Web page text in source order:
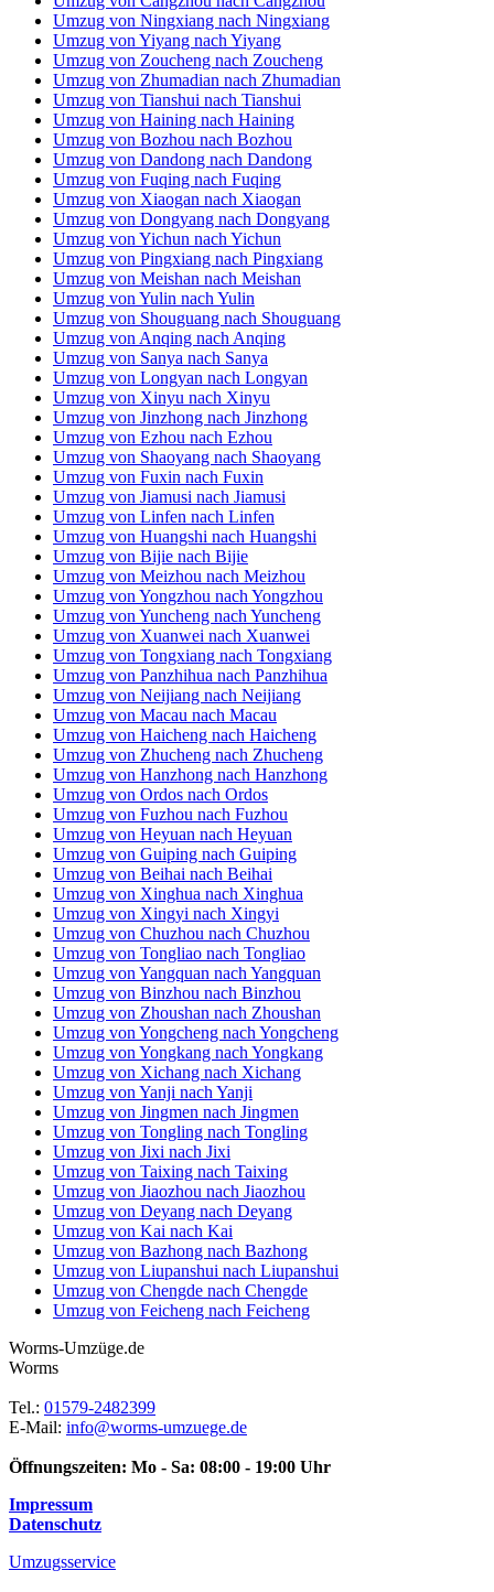
Umzug von Shaoyang nach Shaoyang
Umzug von Fuxin nach Fuxin
Umzug von Jiamusi nach Jiamusi
Umzug von Linfen nach Linfen
Umzug von Huangshi nach Huangshi
Umzug von Bijie nach Bijie
Umzug von Meizhou nach Meizhou
Umzug von Yongzhou nach Yongzhou
Umzug von Yuncheng nach Yuncheng
Umzug von Xuanwei nach Xuanwei
Umzug von Tongxiang nach Tongxiang
Umzug von Panzhihua nach Panzhihua
Umzug von Neijiang nach Neijiang
Umzug von Macau nach Macau
Umzug von Haicheng nach Haicheng
Umzug von Zhucheng nach Zhucheng
Umzug von Hanzhong nach Hanzhong
Umzug von Ordos nach Ordos
Umzug von Fuzhou nach Fuzhou
Umzug von Heyuan nach Heyuan
Umzug von Guiping nach Guiping
Umzug von Beihai nach Beihai
Umzug von Xinghua nach Xinghua
Umzug von Xingyi nach Xingyi
Umzug von Chuzhou nach Chuzhou
Umzug von Tongliao nach Tongliao
Umzug von Yangquan nach Yangquan
Umzug von Binzhou nach Binzhou
Umzug von Zhoushan nach Zhoushan
Umzug von Yongcheng nach Yongcheng
Umzug von Yongkang nach Yongkang
Umzug von Xichang nach Xichang
Umzug von Yanji nach Yanji
Umzug von Jingmen nach Jingmen
Umzug von Tongling nach Tongling
Umzug von Jixi nach Jixi
Umzug von Taixing nach Taixing
Umzug von Jiaozhou nach Jiaozhou
Umzug von Deyang nach Deyang
Umzug von Kai nach Kai
Umzug von Bazhong nach Bazhong
Umzug von Liupanshui nach Liupanshui
Umzug von Chengde nach Chengde
Umzug von Feicheng nach Feicheng
Worms-Umzüge.de
Worms
Tel.:
01579-2482399
E-Mail:info@worms-umzuege.de
Öffnungszeiten:Mo - Sa: 08:00 - 19:00 Uhr
Impressum
Datenschutz
Umzugsservice
Umzugsservice
Behördenumzug
Büroumzug
Fernumzug
Firmenumzug
Laborumzug
Mini Umzug
Praxisumzug
Privatumzug
Studentenumzug
Beiladung
Halteverbotszone
Klaviertransport
Haushaltsauflösung
Möbelmitfahrzentrale
Umzugskartons
Europa-Umzüge